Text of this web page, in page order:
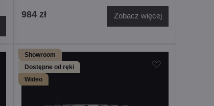
984 zł Zobacz więcej
Showroom
Dostępne od ręki
Wideo